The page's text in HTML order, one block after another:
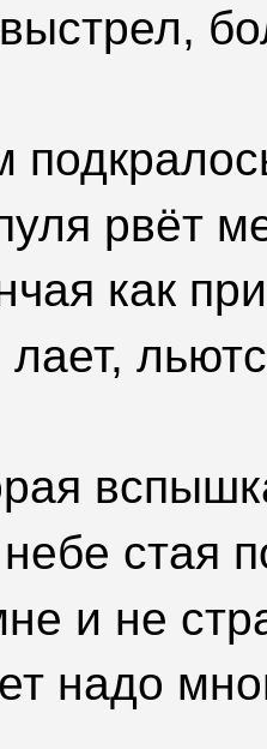
рвёт
как
стая
и не
надо